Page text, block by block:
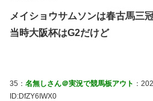
メイショウサムソンは春古馬三
当時大阪杯はG2だけど
35： 名無しさん＠実況で競馬板アウト ：
ID:DfZY6IWX0